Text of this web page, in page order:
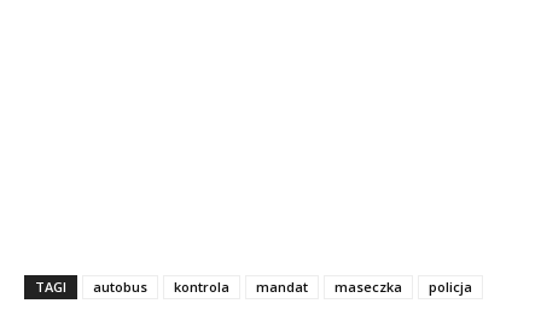
TAGI autobus kontrola mandat maseczka policja